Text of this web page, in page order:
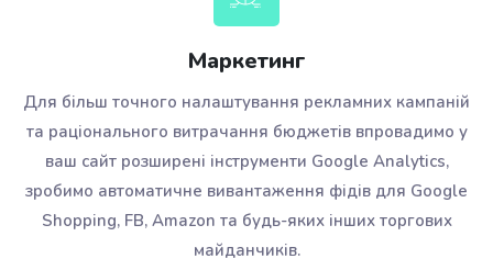
Маркетинг
Для більш точного налаштування рекламних кампаній
та раціонального витрачання бюджетів впровадимо у
ваш сайт розширені інструменти Google Analytics,
зробимо автоматичне вивантаження фідів для Google
Shopping, FB, Amazon та будь-яких інших торгових
майданчиків.